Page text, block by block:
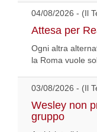
04/08/2026 - (Il
Attesa per
Ogni altra
la Roma vuole
03/08/2026 - (Il
Wesley non
gruppo